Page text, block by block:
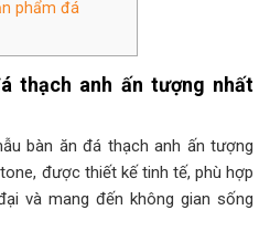
phẩm đá
thạch anh ấn tượng nhất
bàn ăn đá thạch anh ấn tượng
được thiết kế tinh tế, phù hợp
và mang đến không gian sống